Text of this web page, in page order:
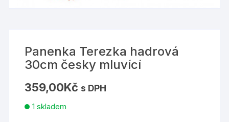
Panenka Terezka hadrová
30cm česky mluvící
359,00Kč s DPH
1 skladem